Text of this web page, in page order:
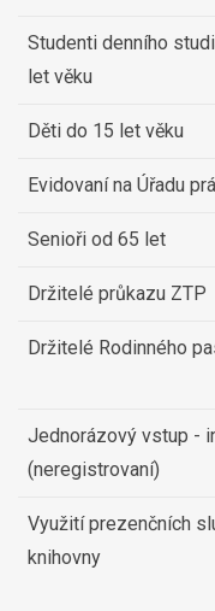
Studenti denního
let věku
Děti do 15 let věku
Evidovaní na Úřadu
Senioři od 65 let
Držitelé průkazu ZTP
Držitelé Rodinného
Jednorázový vstup -
(neregistrovaní)
Využití prezenčních
knihovny